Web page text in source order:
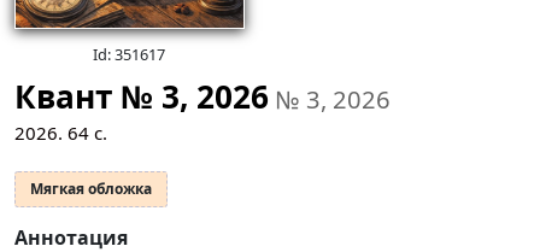
Id: 351617
Квант № 3, 2026 № 3, 2026
2026. 64 с.
Мягкая обложка
Аннотация